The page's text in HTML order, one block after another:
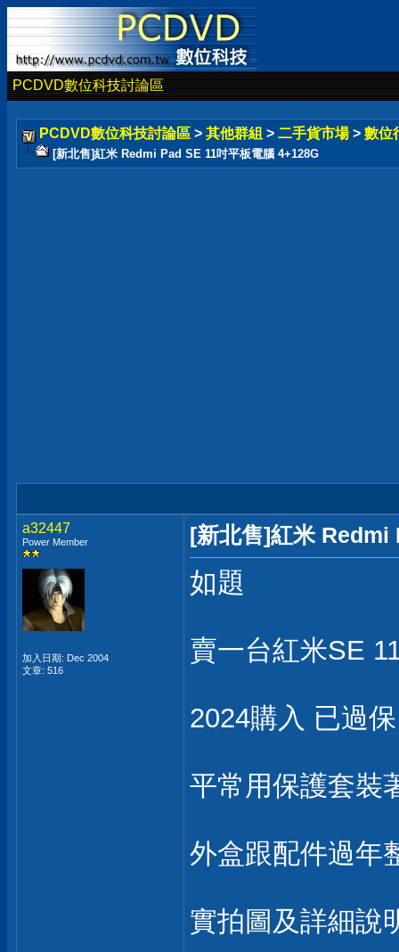
PCDVD數位科技討論區
PCDVD數位科技討論區 > 其他群組 > 二手貨市場 > 數位
[新北售]紅米 Redmi Pad SE 11吋平板電腦 4+128G
a32447
Power Member
加入日期: Dec 2004
文章: 516
[新北售]紅米 Redmi
如題
賣一台紅米SE
2024購入 已過
平常用保護套裝
外盒跟配件過年
實拍圖及詳細說